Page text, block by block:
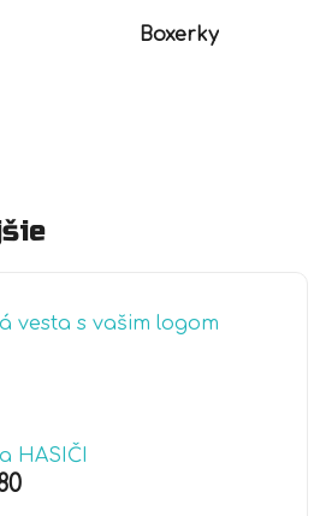
Boxerky
vesta s vašim logom
HASIČI